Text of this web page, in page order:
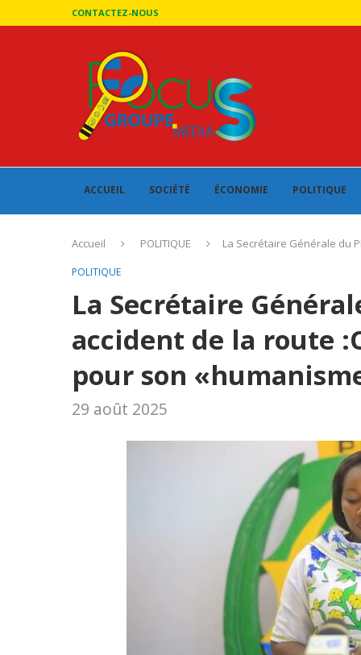
CONTACTEZ-NOUS
ACCUEIL SOCIÉTÉ ÉCONOMIE POLITIQUE
Accueil POLITIQUE La Secrétaire Générale du
POLITIQUE
La Secrétaire
accident de la route
pour son
29 août 2025